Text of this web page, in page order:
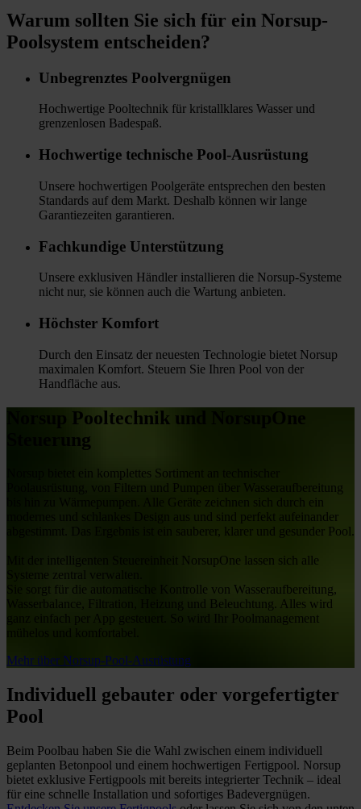
Warum sollten Sie sich für ein Norsup-
Poolsystem entscheiden?
Unbegrenztes Poolvergnügen
Hochwertige Pooltechnik für kristallklares Wasser und
grenzenlosen Badespaß.
Hochwertige technische Pool-Ausrüstung
Unsere hochwertigen Poolgeräte entsprechen den besten
Standards auf dem Markt. Deshalb können wir lange
Garantiezeiten garantieren.
Fachkundige Unterstützung
Unsere exklusiven Händler installieren die Norsup-Systeme
nicht nur, sie können auch die Wartung anbieten.
Höchster Komfort
Durch den Einsatz der neuesten Technologie bietet Norsup
maximalen Komfort. Steuern Sie Ihren Pool von der
Handfläche aus.
Norsup Pooltechnik und NorsupOne
Steuerung
Norsup bietet ein komplettes Sortiment an technischer
Poolausrüstung, von Filtern und Pumpen über Wasseraufbereitung
bis hin zu Wärmepumpen. Alle Geräte zeichnen sich durch ein
modernes und schlankes Design aus und sind perfekt aufeinander
abgestimmt. Das Ergebnis ist ein sauberer, klarer und gesunder Pool.
Mit der intelligenten Steuereinheit NorsupOne lassen sich alle
Systeme zentral verwalten.
Sie sorgt für die automatische Kontrolle von Wasseraufbereitung,
Wasserbalance, Filtration, Heizung und Beleuchtung. Alles wird
ganz einfach per App gesteuert. So wird Ihr Poolmanagement
mühelos und komfortabel.
Mehr über Norsup-Pool-Ausrüstung
Individuell gebauter oder vorgefertigter
Pool
Beim Poolbau haben Sie die Wahl zwischen einem individuell
geplanten Betonpool und einem hochwertigen Fertigpool. Norsup
bietet exklusive Fertigpools mit bereits integrierter Technik – ideal
für eine schnelle Installation und sofortiges Badevergnügen.